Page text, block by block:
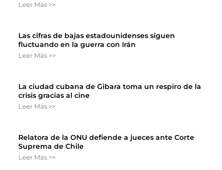
Leer Más >>
Las cifras de bajas estadounidenses siguen
fluctuando en la guerra con Irán
Leer Más >>
La ciudad cubana de Gibara toma un respiro de la
crisis gracias al cine
Leer Más >>
Relatora de la ONU defiende a jueces ante Corte
Suprema de Chile
Leer Más >>